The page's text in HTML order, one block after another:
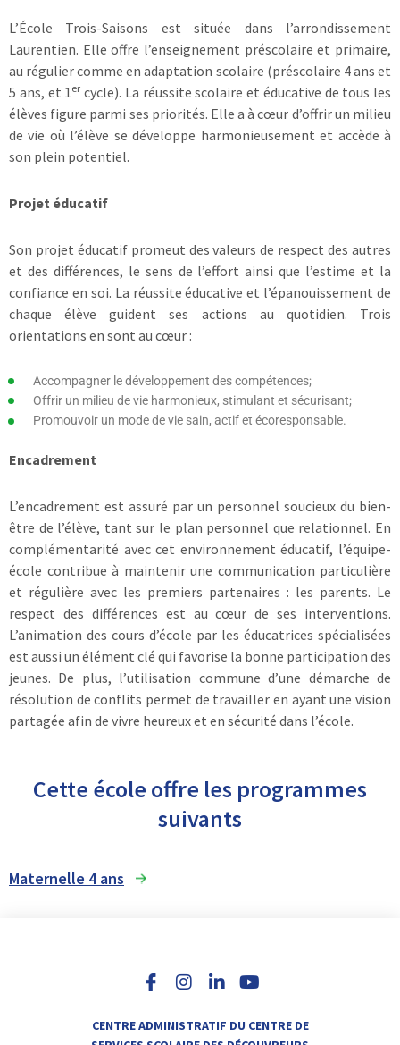
L’École Trois-Saisons est située dans l’arrondissement
Laurentien. Elle offre l’enseignement préscolaire et primaire,
au régulier comme en adaptation scolaire (préscolaire 4 ans et
5 ans, et 1 er cycle). La réussite scolaire et éducative de tous les
élèves figure parmi ses priorités. Elle a à cœur d’offrir un milieu
de vie où l’élève se développe harmonieusement et accède à
son plein potentiel.
Projet éducatif
Son projet éducatif promeut des valeurs de respect des autres
et des différences, le sens de l’effort ainsi que l’estime et la
confiance en soi. La réussite éducative et l’épanouissement de
chaque élève guident ses actions au quotidien. Trois
orientations en sont au cœur :
Accompagner le développement des compétences;
Offrir un milieu de vie harmonieux, stimulant et sécurisant;
Promouvoir un mode de vie sain, actif et écoresponsable.
Encadrement
L’encadrement est assuré par un personnel soucieux du bien-
être de l’élève, tant sur le plan personnel que relationnel. En
complémentarité avec cet environnement éducatif, l’équipe-
école contribue à maintenir une communication particulière
et régulière avec les premiers partenaires : les parents. Le
respect des différences est au cœur de ses interventions.
L’animation des cours d’école par les éducatrices spécialisées
est aussi un élément clé qui favorise la bonne participation des
jeunes. De plus, l’utilisation commune d’une démarche de
résolution de conflits permet de travailler en ayant une vision
partagée afin de vivre heureux et en sécurité dans l’école.
Cette école offre les programmes
suivants
Maternelle 4 ans
s
g
n
d
u
b
CENTRE ADMINISTRATIF DU CENTRE DE